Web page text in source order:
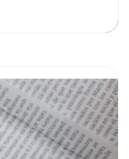
craqueladas y lisas.(